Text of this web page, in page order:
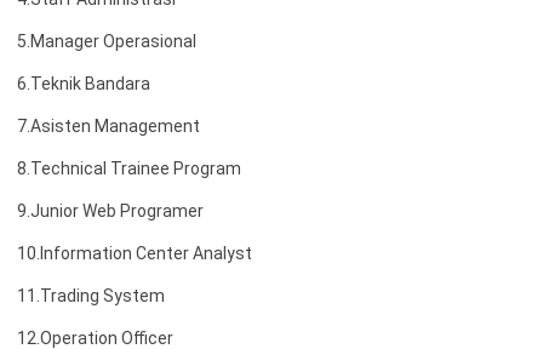
5.Manager Operasional
6.Teknik Bandara
7.Asisten Management
8.Technical Trainee Program
9.Junior Web Programer
10.Information Center Analyst
11.Trading System
12.Operation Officer